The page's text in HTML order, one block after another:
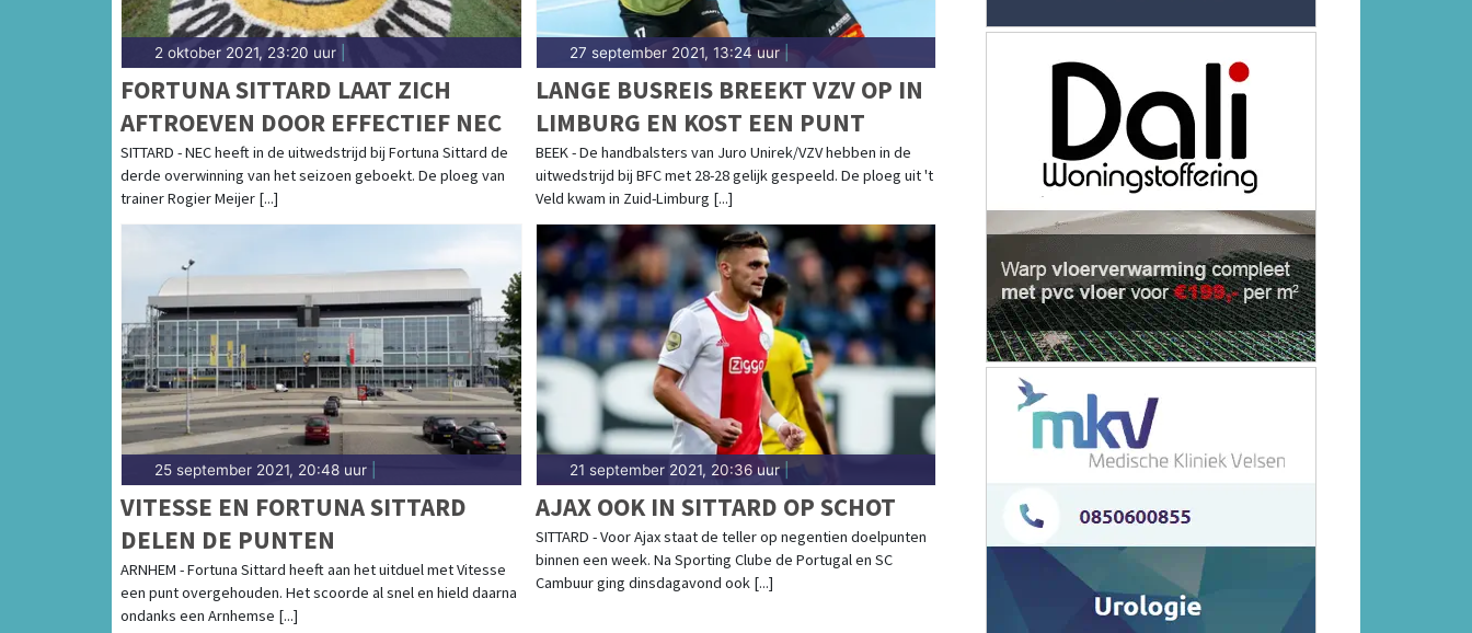
2 oktober 2021, 23:20 uur
FORTUNA SITTARD LAAT ZICH
AFTROEVEN DOOR EFFECTIEF NEC
SITTARD - NEC heeft in de uitwedstrijd bij Fortuna Sittard de
derde overwinning van het seizoen geboekt. De ploeg van
trainer Rogier Meijer [...]
27 september 2021, 13:24 uur|
LANGE BUSREIS BREEKT VZV OP IN
LIMBURG EN KOST EEN PUNT
BEEK - De handbalsters van Juro Unirek/VZV hebben in de
uitwedstrijd bij BFC met 28-28 gelijk gespeeld. De ploeg uit 't
Veld kwam in Zuid-Limburg [...]
25 september 2021, 20:48 uur
VITESSE EN FORTUNA SITTARD
DELEN DE PUNTEN
ARNHEM - Fortuna Sittard heeft aan het uitduel met Vitesse
een punt overgehouden. Het scoorde al snel en hield daarna
ondanks een Arnhemse [...]
21 september 2021, 20:36 uur|
AJAX OOK IN SITTARD OP SCHOT
SITTARD - Voor Ajax staat de teller op negentien doelpunten
binnen een week. Na Sporting Clube de Portugal en SC
Cambuur ging dinsdagavond ook [...]